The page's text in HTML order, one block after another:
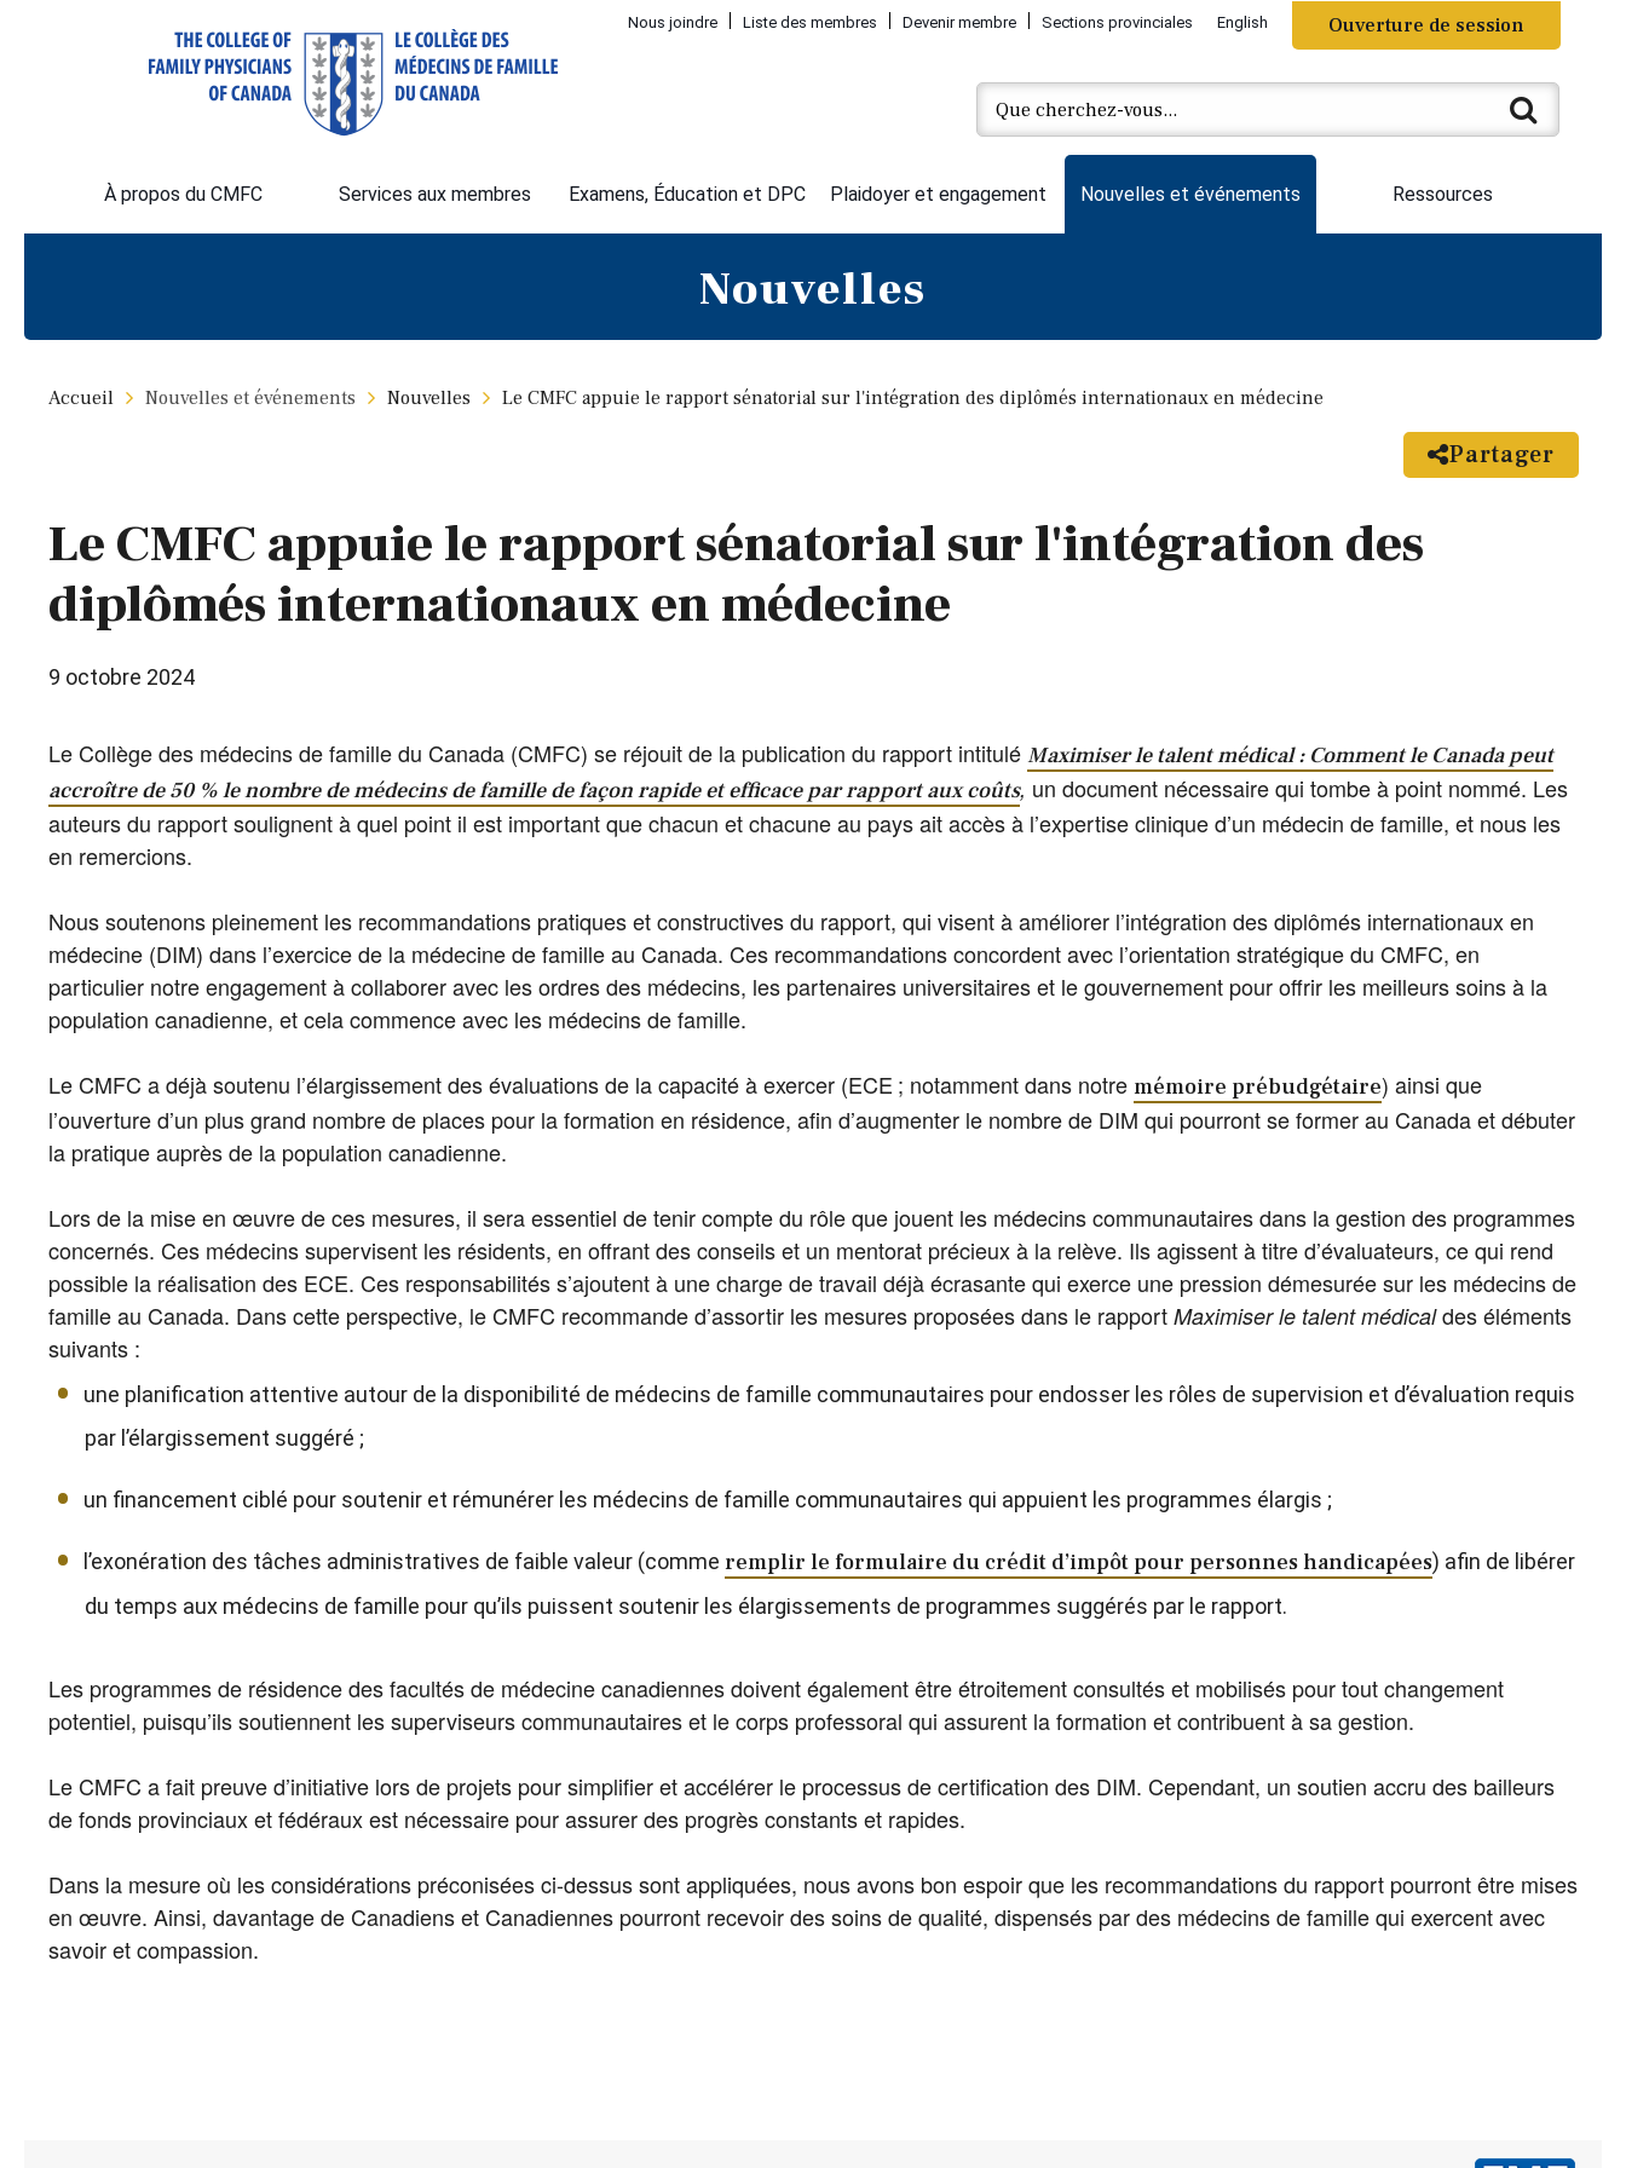
Nous joindre Liste des membres Devenir membre Sections provinciales English Ouverture de session
À propos du CMFC Services aux membres Examens, Éducation et DPC Plaidoyer et engagement Nouvelles et événements Ressources
Nouvelles
Accueil Nouvelles et événements Nouvelles Le CMFC appuie le rapport sénatorial sur l'intégration des diplômés internationaux en médecine
Partager
Le CMFC appuie le rapport sénatorial sur l'intégration des
diplômés internationaux en médecine
9 octobre 2024
Le Collège des médecins de famille du Canada (CMFC) se réjouit de la publication du rapport intitulé Maximiser le talent médical : Comment le Canada peut
accroître de 50 % le nombre de médecins de famille de façon rapide et efficace par rapport aux coûts, un document nécessaire qui tombe à point nommé. Les
auteurs du rapport soulignent à quel point il est important que chacun et chacune au pays ait accès à l’expertise clinique d’un médecin de famille, et nous les
en remercions.
Nous soutenons pleinement les recommandations pratiques et constructives du rapport, qui visent à améliorer l’intégration des diplômés internationaux en
médecine (DIM) dans l’exercice de la médecine de famille au Canada. Ces recommandations concordent avec l’orientation stratégique du CMFC, en
particulier notre engagement à collaborer avec les ordres des médecins, les partenaires universitaires et le gouvernement pour offrir les meilleurs soins à la
population canadienne, et cela commence avec les médecins de famille.
Le CMFC a déjà soutenu l’élargissement des évaluations de la capacité à exercer (ECE ; notamment dans notre mémoire prébudgétaire) ainsi que
l’ouverture d’un plus grand nombre de places pour la formation en résidence, afin d’augmenter le nombre de DIM qui pourront se former au Canada et débuter
la pratique auprès de la population canadienne.
Lors de la mise en œuvre de ces mesures, il sera essentiel de tenir compte du rôle que jouent les médecins communautaires dans la gestion des programmes
concernés. Ces médecins supervisent les résidents, en offrant des conseils et un mentorat précieux à la relève. Ils agissent à titre d’évaluateurs, ce qui rend
possible la réalisation des ECE. Ces responsabilités s’ajoutent à une charge de travail déjà écrasante qui exerce une pression démesurée sur les médecins de
famille au Canada. Dans cette perspective, le CMFC recommande d’assortir les mesures proposées dans le rapport Maximiser le talent médicaldes éléments
suivants :
une planification attentive autour de la disponibilité de médecins de famille communautaires pour endosser les rôles de supervision et d’évaluation requis
par l’élargissement suggéré ;
un financement ciblé pour soutenir et rémunérer les médecins de famille communautaires qui appuient les programmes élargis ;
l’exonération des tâches administratives de faible valeur (comme remplir le formulaire du crédit d’impôt pour personnes handicapées) afin de libérer
du temps aux médecins de famille pour qu’ils puissent soutenir les élargissements de programmes suggérés par le rapport.
Les programmes de résidence des facultés de médecine canadiennes doivent également être étroitement consultés et mobilisés pour tout changement
potentiel, puisqu’ils soutiennent les superviseurs communautaires et le corps professoral qui assurent la formation et contribuent à sa gestion.
Le CMFC a fait preuve d’initiative lors de projets pour simplifier et accélérer le processus de certification des DIM. Cependant, un soutien accru des bailleurs
de fonds provinciaux et fédéraux est nécessaire pour assurer des progrès constants et rapides.
Dans la mesure où les considérations préconisées ci-dessus sont appliquées, nous avons bon espoir que les recommandations du rapport pourront être mises
en œuvre. Ainsi, davantage de Canadiens et Canadiennes pourront recevoir des soins de qualité, dispensés par des médecins de famille qui exercent avec
savoir et compassion.